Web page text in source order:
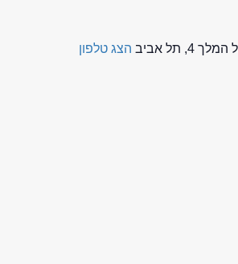
4, תל אביב הצג טלפון